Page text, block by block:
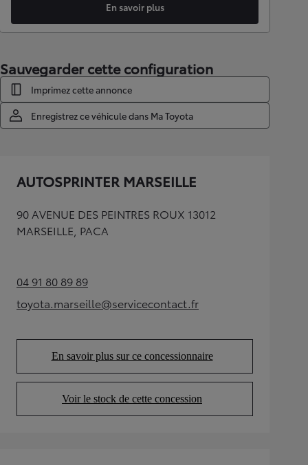
En savoir plus
Sauvegarder cette configuration
Imprimez cette annonce
Enregistrez ce véhicule dans Ma Toyota
AUTOSPRINTER MARSEILLE
90 AVENUE DES PEINTRES ROUX 13012
MARSEILLE, PACA
04 91 80 89 89(Opens in new tab)
toyota.marseille@servicecontact.fr
(Opens in new tab)
En savoir plus sur ce concessionnaire
(Opens in new tab)
Voir le stock de cette concession
(Opens in new tab)